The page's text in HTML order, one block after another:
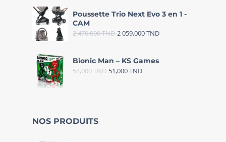
Poussette Trio Next Evo 3 en 1 -
CAM
2 470,000TND 2 059,000TND
Bionic Man – KS Games
54,000TND 51,000TND
NOS PRODUITS